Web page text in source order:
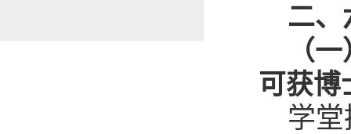
二、
（
可获博
学